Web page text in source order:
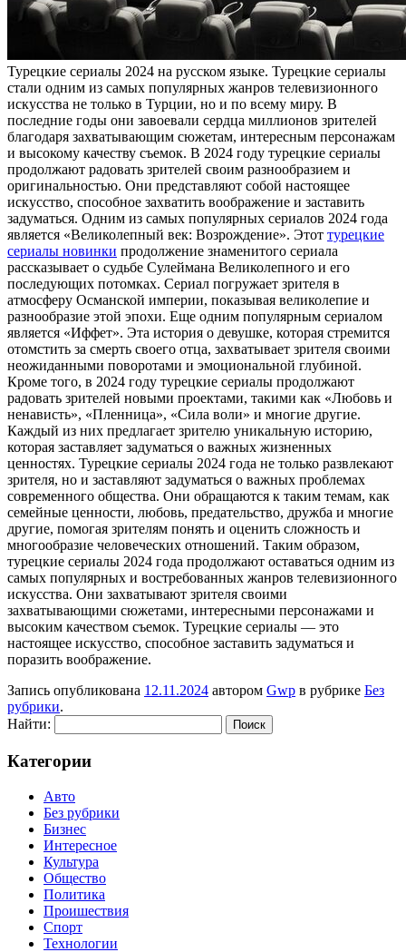
Турeцкиe сeриaлы 2024 нa русском языке. Турецкие сериалы
стали одним из самых популярных жанров телевизионного
искусства не только в Турции, но и по всему миру. В
последние годы они завоевали сердца миллионов зрителей
благодаря захватывающим сюжетам, интересным персонажам
и высокому качеству съемок. В 2024 году турецкие сериалы
продолжают радовать зрителей своим разнообразием и
оригинальностью. Они представляют собой настоящее
искусство, способное захватить воображение и заставить
задуматься. Одним из самых популярных сериалов 2024 года
является «Великолепный век: Возрождение». Этот турецкие
сериалы новинки продолжение знаменитого сериала
рассказывает о судьбе Сулеймана Великолепного и его
последующих потомках. Сериал погружает зрителя в
атмосферу Османской империи, показывая великолепие и
разнообразие этой эпохи. Еще одним популярным сериалом
является «Иффет». Эта история о девушке, которая стремится
отомстить за смерть своего отца, захватывает зрителя своими
неожиданными поворотами и эмоциональной глубиной.
Кроме того, в 2024 году турецкие сериалы продолжают
радовать зрителей новыми проектами, такими как «Любовь и
ненависть», «Пленница», «Сила воли» и многие другие.
Каждый из них предлагает зрителю уникальную историю,
которая заставляет задуматься о важных жизненных
ценностях. Турецкие сериалы 2024 года не только развлекают
зрителя, но и заставляют задуматься о важных проблемах
современного общества. Они обращаются к таким темам, как
семейные ценности, любовь, предательство, дружба и многие
другие, помогая зрителям понять и оценить сложность и
многообразие человеческих отношений. Таким образом,
турецкие сериалы 2024 года продолжают оставаться одним из
самых популярных и востребованных жанров телевизионного
искусства. Они захватывают зрителя своими
захватывающими сюжетами, интересными персонажами и
высоким качеством съемок. Турецкие сериалы — это
настоящее искусство, способное заставить задуматься и
поразить воображение.
Запись опубликована 12.11.2024 автором Gwp в рубрике Без
рубрики.
Найти:
Категории
Авто
Без рубрики
Бизнес
Интересное
Культура
Общество
Политика
Проишествия
Спорт
Технологии